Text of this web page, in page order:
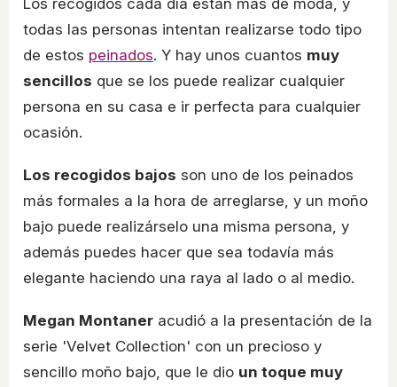
todas las personas intentan realizarse todo tipo
de estos peinados. Y hay unos cuantos muy
sencillos que se los puede realizar cualquier
persona en su casa e ir perfecta para cualquier
ocasión.
Los recogidos bajos son uno de los peinados
más formales a la hora de arreglarse, y un moño
bajo puede realizárselo una misma persona, y
además puedes hacer que sea todavía más
elegante haciendo una raya al lado o al medio.
Megan Montaner acudió a la presentación de la
serie 'Velvet Collection' con un precioso y
sencillo moño bajo, que le dio un toque muy